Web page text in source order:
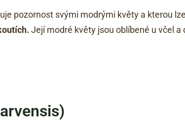
pozornost svými modrými květy a kterou
Její modré květy jsou oblíbené u včel